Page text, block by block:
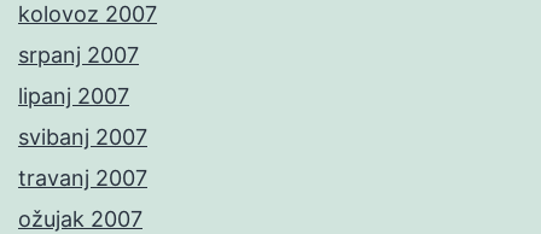
kolovoz 2007
srpanj 2007
lipanj 2007
svibanj 2007
travanj 2007
ožujak 2007